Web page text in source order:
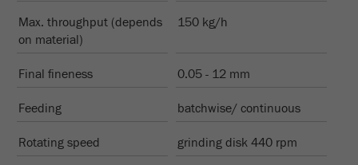
derechos para administrarlos.
vida de
cookies
Nombre
cookies
Analytics. Para la compatibilidad con versiones
Max. throughput (depends
on material)
150 kg/h
Final fineness 0.05 - 12 mm
Feeding batchwise/ continuous
Rotating speed grinding disk 440 rpm